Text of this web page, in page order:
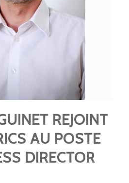
REJOINT
AU POSTE
DIRECTOR